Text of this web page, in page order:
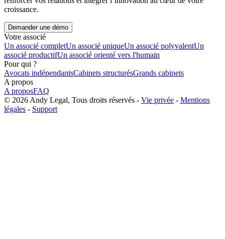
croissance.
Demander une démo
Votre associé
Un associé completUn associé uniqueUn associé polyvalentUn
associé productifUn associé orienté vers l'humain
Pour qui ?
Avocats indépendantsCabinets structurésGrands cabinets
A propos
A proposFAQ
© 2026 Andy Legal, Tous droits réservés - Vie privée - Mentions
légales - Support